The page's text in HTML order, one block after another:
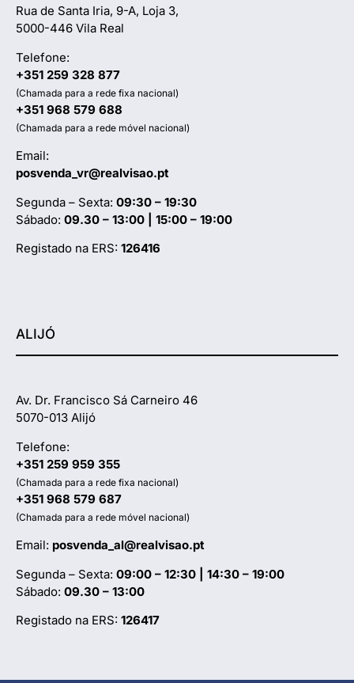
Rua de Santa Iria, 9-A, Loja 3,
5000-446 Vila Real
Telefone:
+351 259 328 877
(Chamada para a rede fixa nacional)
+351 968 579 688
(Chamada para a rede móvel nacional)
Email:
posvenda_vr@realvisao.pt
Segunda – Sexta: 09:30 – 19:30
Sábado: 09.30 – 13:00 | 15:00 – 19:00
Registado na ERS: 126416
ALIJÓ
Av. Dr. Francisco Sá Carneiro 46
5070-013 Alijó
Telefone:
+351 259 959 355
(Chamada para a rede fixa nacional)
+351 968 579 687
(Chamada para a rede móvel nacional)
Email: posvenda_al@realvisao.pt
Segunda – Sexta: 09:00 – 12:30 | 14:30 – 19:00
Sábado: 09.30 – 13:00
Registado na ERS: 126417